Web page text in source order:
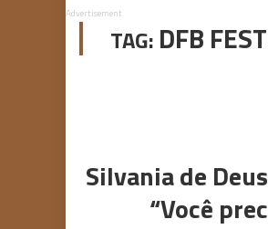
Advertisement
TAG: DFB
Silvania de
“Você